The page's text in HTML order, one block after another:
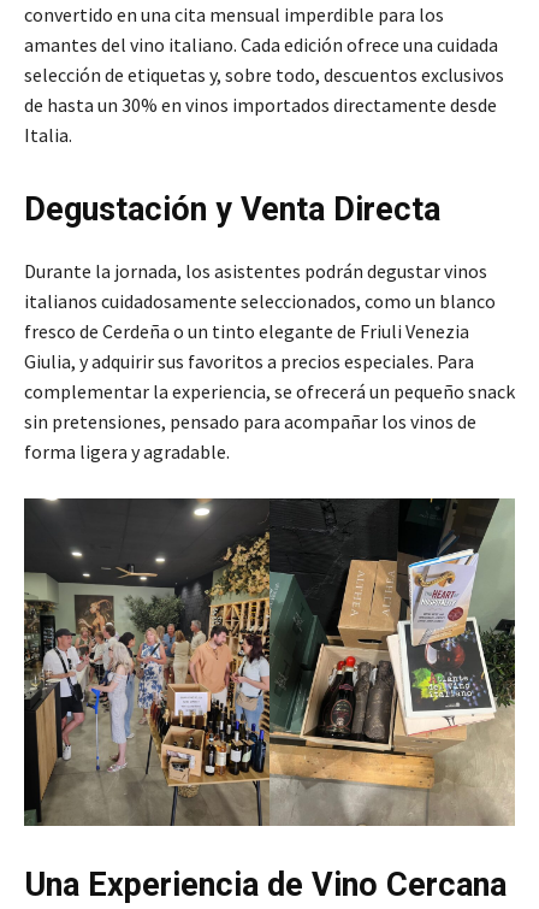
convertido en una cita mensual imperdible para los
amantes del vino italiano. Cada edición ofrece una cuidada
selección de etiquetas y, sobre todo, descuentos exclusivos
de hasta un 30% en vinos importados directamente desde
Italia.
Degustación y Venta Directa
Durante la jornada, los asistentes podrán degustar vinos
italianos cuidadosamente seleccionados, como un blanco
fresco de Cerdeña o un tinto elegante de Friuli Venezia
Giulia, y adquirir sus favoritos a precios especiales. Para
complementar la experiencia, se ofrecerá un pequeño snack
sin pretensiones, pensado para acompañar los vinos de
forma ligera y agradable.
Una Experiencia de Vino Cercana